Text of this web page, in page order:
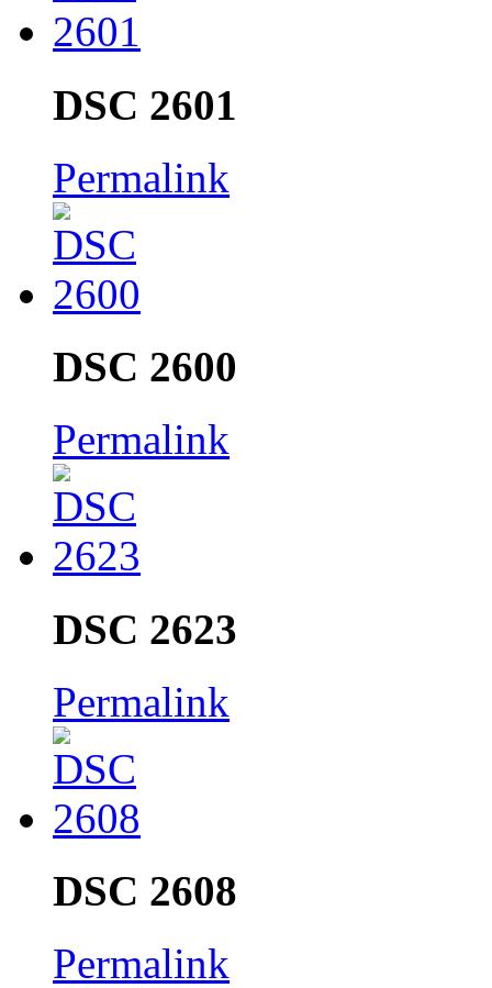
DSC 2601
Permalink
DSC 2600
Permalink
DSC 2623
Permalink
DSC 2608
Permalink